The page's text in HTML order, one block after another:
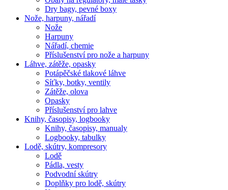
Dry bagy, pevné boxy
Nože, harpuny, nářadí
Nože
Harpuny
Nářadí, chemie
Příslušenství pro nože a harpuny
Láhve, zátěže, opasky
Potápěčské tlakové láhve
Síťky, botky, ventily
Zátěže, olova
Opasky
Příslušenství pro lahve
Knihy, časopisy, logbooky
Knihy, časopisy, manualy
Logbooky, tabulky
Lodě, skútry, kompresory
Lodě
Pádla, vesty
Podvodní skútry
Doplňky pro lodě, skútry